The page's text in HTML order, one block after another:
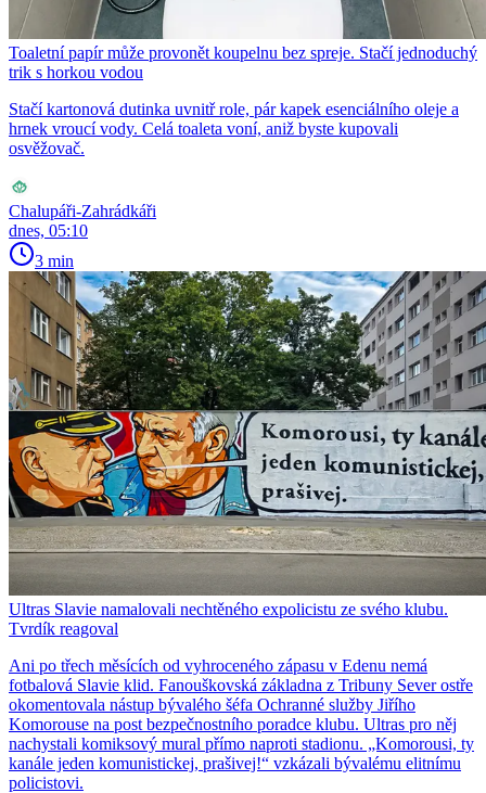
Toaletní papír může provonět koupelnu bez spreje. Stačí jednoduchý
trik s horkou vodou
Stačí kartonová dutinka uvnitř role, pár kapek esenciálního oleje a
hrnek vroucí vody. Celá toaleta voní, aniž byste kupovali
osvěžovač.
Chalupáři-Zahrádkáři
dnes, 05:10
3 min
Ultras Slavie namalovali nechtěného expolicistu ze svého klubu.
Tvrdík reagoval
Ani po třech měsících od vyhroceného zápasu v Edenu nemá
fotbalová Slavie klid. Fanouškovská základna z Tribuny Sever ostře
okomentovala nástup bývalého šéfa Ochranné služby Jiřího
Komorouse na post bezpečnostního poradce klubu. Ultras pro něj
nachystali komiksový mural přímo naproti stadionu. „Komorousi, ty
kanále jeden komunistickej, prašivej!“ vzkázali bývalému elitnímu
policistovi.